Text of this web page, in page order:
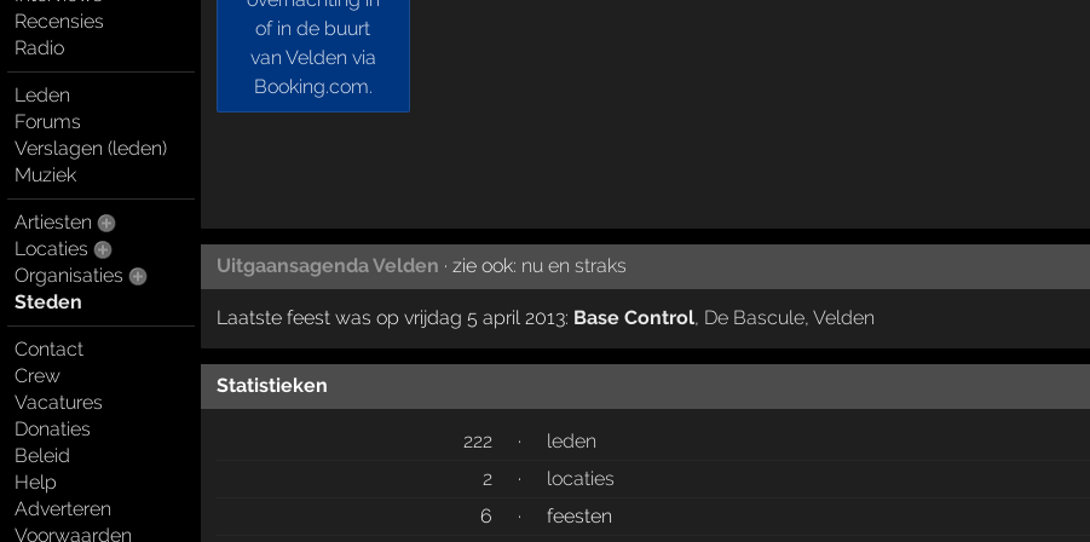
Recensies
Radio
Leden
Forums
Verslagen (leden)
Muziek
Artiesten
Locaties
Organisaties
Steden
Contact
Crew
Vacatures
Donaties
Beleid
Help
Adverteren
Voorwaarden
Uitgaansagenda Velden · zie ook: nu en straks
Laatste feest was op vrijdag 5 april 2013: Base Control, De Bascule, Velden
Statistieken
222 ·
leden
2
·
locaties
6
· feesten